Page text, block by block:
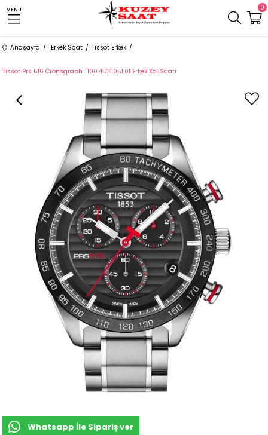
MENU 0
Anasayfa Erkek Saat Tissot Erkek
Tissot Prs 516 Cronograph T100.417.11.051.01 Erkek Kol Saati
Whatsapp İle Sipariş ver